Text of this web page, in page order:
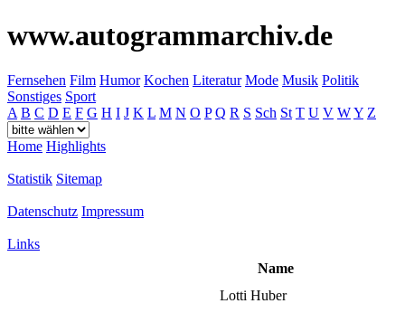
www.autogrammarchiv.de
Fernsehen Film Humor Kochen Literatur Mode Musik Politik
Sonstiges Sport
A B C D E F G H I J K L M N O P Q R S Sch St T U V WY Z
Home Highlights
Statistik Sitemap
Datenschutz Impressum
Links
Name
Lotti Huber